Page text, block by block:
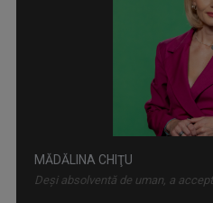
APADOR-CH a câștigat
comunicarea hotărârilor de ...
MĂDĂLINA CHIŢU
Deși absolventă de uman, a